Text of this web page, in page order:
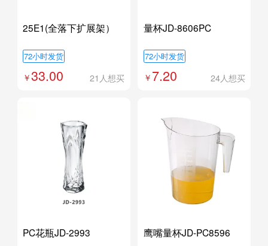
25E1(全落下扩展架）
72小时发货
33.00 21人想买
量杯JD-8606PC
72小时发货
7.20 24人想买
PC花瓶JD-2993 鹰嘴量杯JD-PC8596